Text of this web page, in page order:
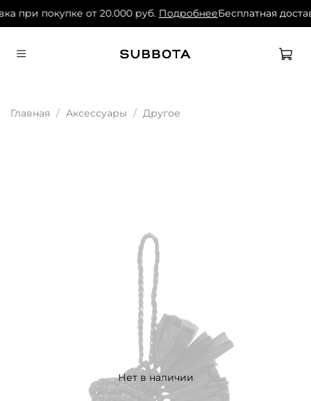
при покупке от 20.000 руб. ПодробнееБесплатная
Главная Аксессуары Другое
Нет в наличии